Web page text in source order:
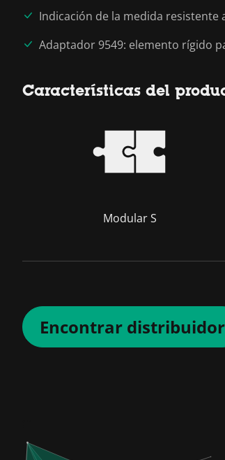
Indicación de la medida resistente
Adaptador 9549: elemento rígido
Características del
Modular S
Encontrar distribuidor